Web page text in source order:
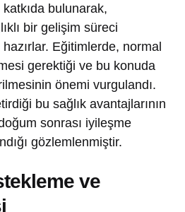
bulunarak,
bir gelişim süreci
Eğitimlerde, normal
gerektiği ve bu konuda
önemi vurgulandı.
bu sağlık avantajlarının
sonrası iyileşme
gözlemlenmiştir.
ve